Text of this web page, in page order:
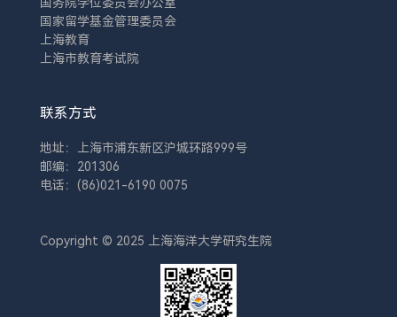
国家留学基金管理委员会
上海教育
上海市教育考试院
联系方式
地址：上海市浦东新区沪城环路999号
邮编：201306
电话：(86)021-6190 0075
Copyright © 2025 上海海洋大学研究生院